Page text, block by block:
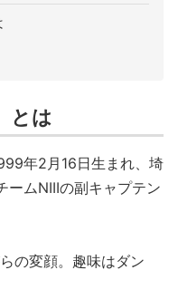
とは
年2月16日生まれ、埼
ームNIIIの副キャプテン
の変顔。趣味はダン